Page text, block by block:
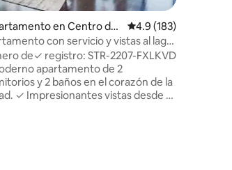
4.98 de 5; 165 evaluaciones
en Centro de
Calificación
4.9 (183)
con servicio y vistas al lago:
2 baños y 1 aparcamiento
de✓ registro: STR-2207-FXLKVD
apartamento de 2
y 2 baños en el corazón de la
✓ Impresionantes vistas desde el